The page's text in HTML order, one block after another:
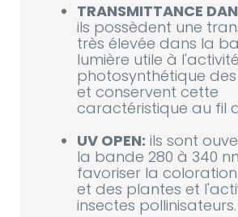
TRANSMITTANCE
ils possèdent une
très élevée dans la
lumière utile à l'activité
photosynthétique
et conservent cette
caractéristique au fil
UV OPEN: ils sont
la bande 280 à 340
favoriser la
et des plantes et
insectes pollinisateurs.